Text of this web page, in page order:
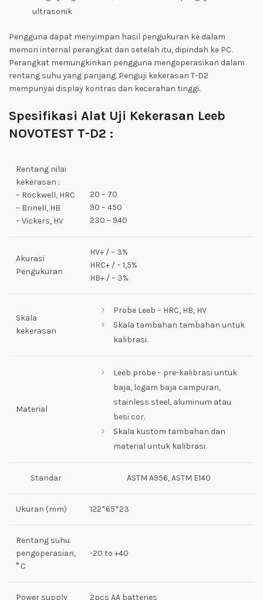
ultrasonik
Pengguna dapat menyimpan hasil pengukuran ke dalam
memori internal perangkat dan setelah itu, dipindah ke PC.
Perangkat memungkinkan pengguna mengoperasikan dalam
rentang suhu yang panjang. Penguji kekerasan T-D2
mempunyai display kontras dan kecerahan tinggi.
Spesifikasi Alat Uji Kekerasan Leeb
NOVOTEST T-D2 :
Rentang nilai
kekerasan :
– Rockwell, HRC
– Brinell, HB
– Vickers, HV
20 – 70
90 – 450
230 – 940
Akurasi
Pengukuran
HV+ / – 3%
HRC+ / – 1,5%
HB+ / – 3%
Skala
kekerasan
Probe Leeb – HRC, HB, HV
Skala tambahan tambahan untuk
kalibrasi.
Material
Leeb probe – pre-kalibrasi untuk
baja, logam baja campuran,
stainless steel, aluminum atau
besi cor.
Skala kustom tambahan dan
material untuk kalibrasi.
Standar ASTM A956, ASTM E140
Ukuran (mm) 122*65*23
Rentang suhu
pengoperasian,
° C
-20 to +40
Power supply 2pcs AA batteries